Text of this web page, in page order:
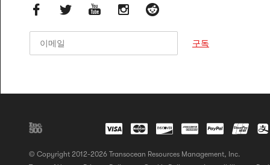
구독
© Copyright 2012-2026 Transocean Resources Management, Inc.